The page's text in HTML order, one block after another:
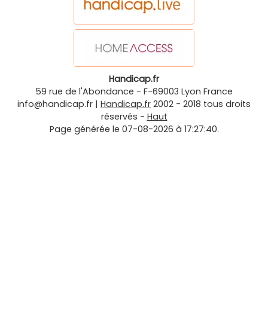
Handicap.fr
59 rue de l'Abondance - F-69003 Lyon France
info@handicap.fr | Handicap.fr 2002 - 2018 tous droits
réservés - Haut
Page générée le 07-08-2026 à 17:27:40.